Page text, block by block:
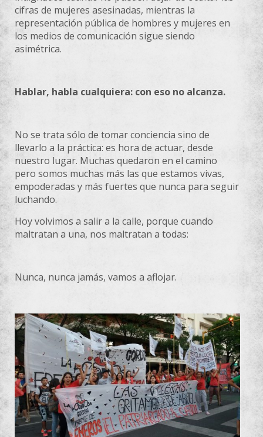
cifras de mujeres asesinadas, mientras la
representación pública de hombres y mujeres en
los medios de comunicación sigue siendo
asimétrica.
Hablar, habla cualquiera: con eso no alcanza.
No se trata sólo de tomar conciencia sino de
llevarlo a la práctica: es hora de actuar, desde
nuestro lugar. Muchas quedaron en el camino
pero somos muchas más las que estamos vivas,
empoderadas y más fuertes que nunca para seguir
luchando.
Hoy volvimos a salir a la calle, porque cuando
maltratan a una, nos maltratan a todas:
Nunca, nunca jamás, vamos a aflojar.